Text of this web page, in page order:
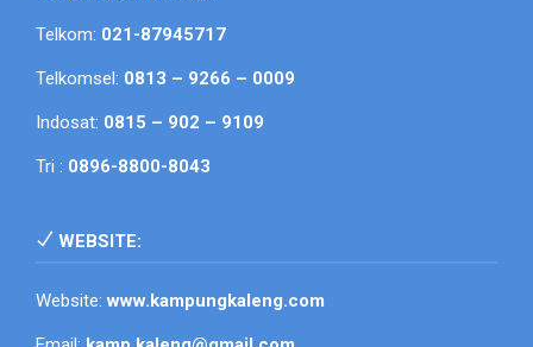
Telkom: 021-87945717
Telkomsel: 0813 – 9266 – 0009
Indosat: 0815 – 902 – 9109
Tri : 0896-8800-8043
WEBSITE:
Website:www.kampungkaleng.com